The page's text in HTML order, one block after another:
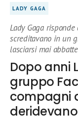
LADY GAGA
Lady Gaga
screditavano in un
lasciarsi mai
Dopo anni
gruppo
compagni
deridevano